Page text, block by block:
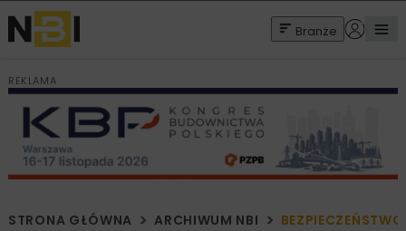
Branże
REKLAMA
STRONA GŁÓWNA ARCHIWUM NBI